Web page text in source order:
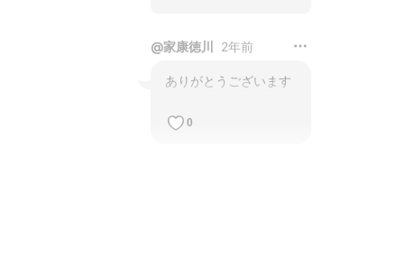
@家康徳川 2年前
ありがとうございます
0